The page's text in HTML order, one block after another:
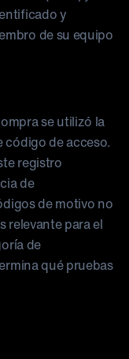
y
de su equipo
se utilizó la
de acceso.
registro
de
de motivo no
relevante para el
de
qué pruebas